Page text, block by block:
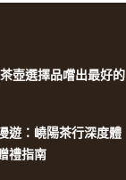
壺選擇品嚐出最好的
遊：嶢陽茶行深度體
禮指南